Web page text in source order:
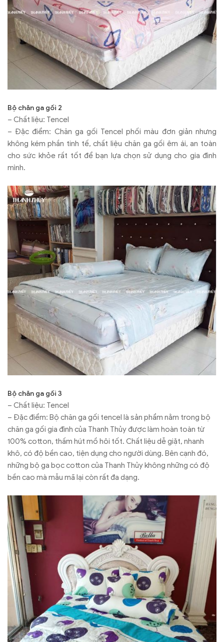
Bộ chăn ga gối 2
– Chất liệu: Tencel
– Đặc điểm: Chăn ga gối Tencel phối màu đơn giản nhưng
không kém phần tinh tế, chất liệu chăn ga gối êm ái, an toàn
cho sức khỏe rất tốt để bạn lựa chọn sử dụng cho gia đình
mình.
Bộ chăn ga gối 3
– Chất liệu: Tencel
– Đặc điểm: Bộ chăn ga gối tencel là sản phẩm nằm trong bộ
chăn ga gối gia đình của Thanh Thủy được làm hoàn toàn từ
100% cotton, thấm hút mồ hôi tốt. Chất liệu dễ giặt, nhanh
khô, có độ bền cao, tiện dụng cho người dùng. Bên cạnh đó,
những bộ ga bọc cotton của Thanh Thủy không những có độ
bền cao mà mẫu mã lại còn rất đa dạng.